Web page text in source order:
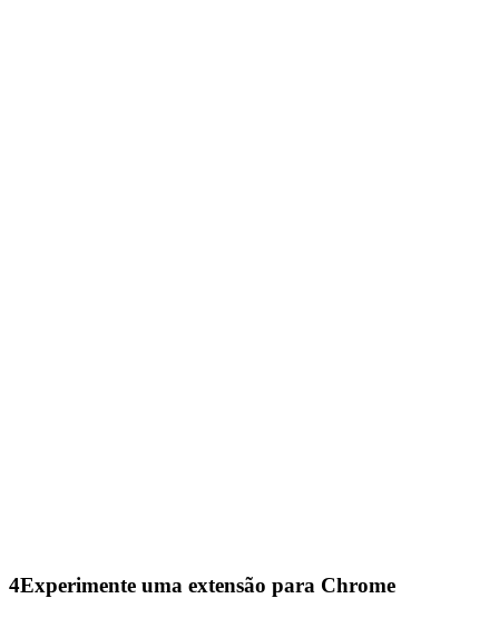
4Experimente uma extensão para Chrome